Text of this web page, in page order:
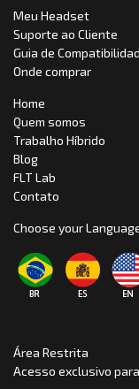
Meu Headset
Suporte ao Cliente
Guia de
Onde comprar
Home
Quem somos
Trabalho Híbrido
Blog
FLT Lab
Contato
Choose your
Área Restrita
Acesso exclusivo